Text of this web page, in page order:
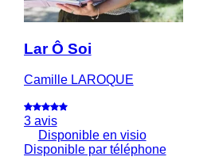
Lar Ô Soi
Camille LAROQUE
3 avis
Disponible en visio
Disponible par téléphone